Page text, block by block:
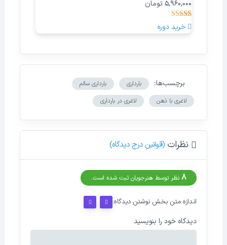
5,960,000تومان
امتیازدهی
4.98از 5 در
54 خرید دوره
برچسب‌ها: بارداری
بارداری سالم
لاغری با ذهن
لاغری در بارداری
نظرات (قوانین درج دیدگاه)
8 نظر توسط هنرجویان ثبت شده است.
اندازه متن بخش نوشتن دیدگاه:
دیدگاه خود را بنویسید